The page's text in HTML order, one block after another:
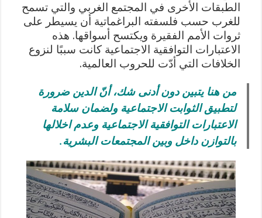
الطبقات الأخرى في المجتمع الغربي والتي تسمح
للغرب حسب فلسفته البراغماتية أن يسيطر على
ثروات الأمم الفقيرة ويكتسح أسواقها. هذه
الاعتبارات التوافقية الاجتماعية كانت سببًا لنزوع
الخلافات التي أدّت للحروب العالمية.
من هنا يتبين دون أدنى شك، أنّ الدين ضرورة
لتطبيق الثوابت الاجتماعية ولضمان سلامة
الاعتبارات التوافقية الاجتماعية وعدم اخلالها
بالتوازن داخل وبين المجتمعات البشرية.